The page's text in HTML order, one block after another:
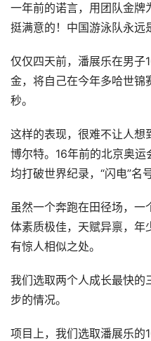
一年前的诺言，用团队金牌
挺满意的！中国游泳队永远
仅仅四天前，潘展乐在男子
金，将自己在今年多哈世
秒。
这样的表现，很难不让人想
博尔特。16年前的北京奥
均打破世界纪录，“闪电”名
虽然一个奔跑在田径场，
体素质极佳，天赋异禀，年
有惊人相似之处。
我们选取两个人成长最快的
步的情况。
项目上，我们选取潘展乐